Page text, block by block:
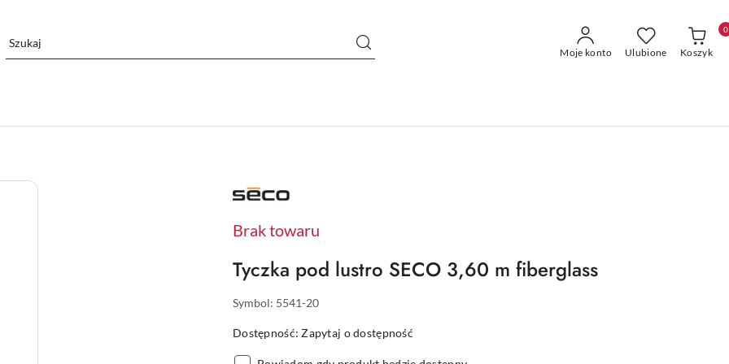
Moje konto Ulubione Koszyk
0
NAZWA
PRODUCENTA:
Brak towaru
Tyczka pod lustro SECO 3,60 m fiberglass
Symbol: 5541-20
Dostępność:Zapytaj o dostępność